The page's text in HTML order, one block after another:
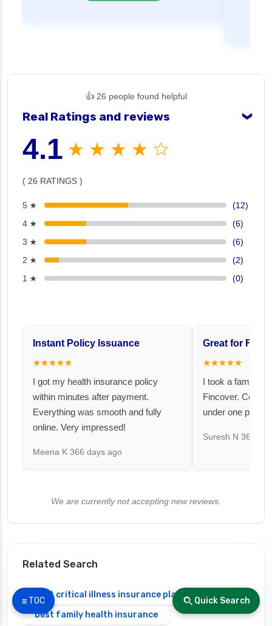
☰ TOC
👍 26 people found helpful
Real Ratings and reviews ❯
4.1 ★ ★ ★ ★ ☆
( 26 RATINGS )
5 ★
(12)
4 ★
(6)
3 ★
(6)
2 ★
(2)
1 ★
(0)
Instant Policy Issuance
★★★★★
I got my health insurance policy
within minutes after payment.
Everything was smooth and fully
online. Very impressed!
Meena K 366 days ago
Great for
★★★★★
I took a family
Fincover.
under one
Suresh N 367
We are currently not accepting new reviews.
Related Search
best critical illness insurance plans in india
best family health insurance
Quick Search